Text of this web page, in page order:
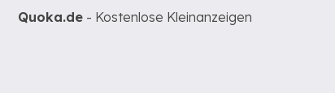
Quoka.de - Kostenlose Kleinanzeigen